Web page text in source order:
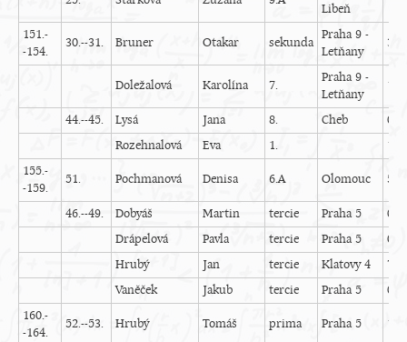
Libeň
151.-
-154.
30.--31. Bruner Otakar sekunda
Praha 9 -
Letňany
3
Doležalová Karolína 7.
Praha 9 -
Letňany
12
44.--45. Lysá Jana 8. Cheb
0
Rozehnalová
Eva 1.
12
155.-
-159.
51. Pochmanová Denisa 6.A Olomouc 5
46.--49. Dobyáš Martin tercie Praha 5
0
Drápelová
Pavla tercie Praha 5
0
Hrubý
Jan tercie Klatovy 4
7
Vaněček
Jakub tercie Praha 5
0
160.-
-164.
52.--53. Hrubý Tomáš prima Praha 5 10